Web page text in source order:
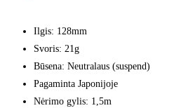
Ilgis: 128mm
Svoris: 21g
Būsena: Neutralaus (suspend)
Pagaminta Japonijoje
Nėrimo gylis: 1,5m